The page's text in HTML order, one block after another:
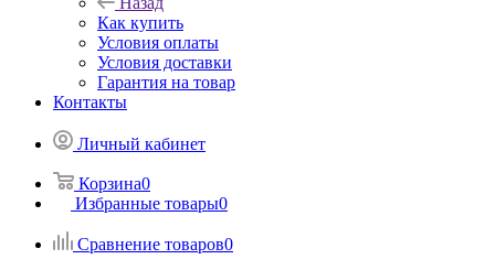
Как купить
Условия оплаты
Условия доставки
Гарантия на товар
Контакты
Личный кабинет
Корзина0
Избранные товары0
Сравнение товаров0